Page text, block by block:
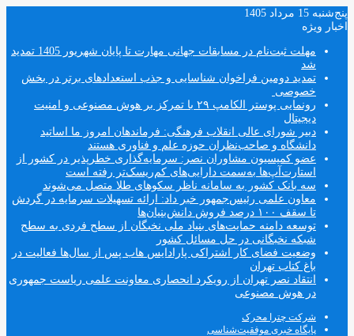
پنج‌شنبه 15 مرداد 1405
اخبار ویژه
مهلت ثبت‌نام در مسابقات جهانی مهارت تا پایان شهریور 1405 تمدید
شد
تمدید دومین فراخوان شناسایی و جذب استعدادهای برتر در بخش
خصوصی
رونمایی پوستر الکامپ ۲۹ با تمرکز بر هوش مصنوعی و امنیت
دیجیتال
دبیر شورای عالی انقلاب فرهنگی: فرماندهان امروز ما اساتید
دانشگاه و صاحب‌نظران حوزه علم و فناوری هستند
عضو کمیسیون مشاوران نصر: سرمایه‌گذاری خطرپذیر در کشور از
استارت‌آپ‌ها به‌سمت دارایی‌های کم‌ریسک‌تر رفته است
سه بانک کشور به سامانه ناظر سکوهای طلا متصل می‌شوند
معاون علمی رئیس‌جمهور خبر داد: ارائه تسهیلات سرمایه در گردش
تا سقف ۱۰۰ درصد فروش دانش‌بنیان‌ها
توسعه دامنه حمایت‌های بنیاد ملی نخبگان از سطح فردی به سطح
شبکه نخبگانی در حل مسائل کشور
وضعیت فضای کار اشتراکی پارادایس هاب پس از سال‌ها فعالیت در
باغ کتاب تهران
انتقاد نصر تهران از رویکرد انحصاری معاونت علمی ریاست جمهوری
در هوش مصنوعی
شرکت چترا محرک
پایگاه خبری موفقیت‌شناسی